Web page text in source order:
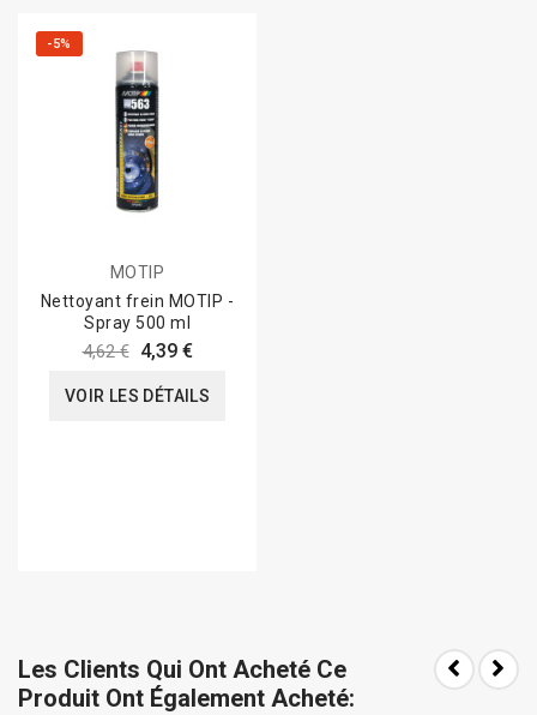
-5%
MOTIP
Nettoyant frein MOTIP -
Spray 500 ml
4,62 € 4,39 €
VOIR LES DÉTAILS
Les Clients Qui Ont Acheté Ce
Produit Ont Également Acheté: